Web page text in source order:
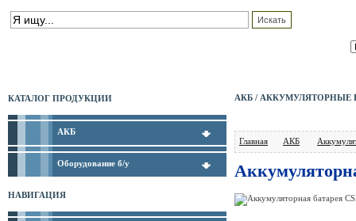
КАТАЛОГ ПРОДУКЦИИ
АКБ
Оборудование б/у
НАВИГАЦИЯ
АКБ / АККУМУЛЯТОРНЫЕ
Главная АКБ